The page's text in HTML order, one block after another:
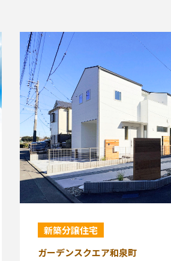
新築分譲住宅
ガーデンスクエア和泉町